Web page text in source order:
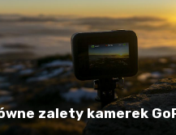
zalety kamerek